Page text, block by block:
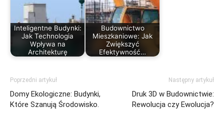
Inteligentne Budynki:
Jak Technologia
Wpływa na
Architekturę
Budownictwo
Mieszkaniowe: Jak
Zwiększyć
Efektywność…
Poprzedni artykuł
Domy Ekologiczne: Budynki,
Które Szanują Środowisko.
Następny artykuł
Druk 3D w Budownictwie:
Rewolucja czy Ewolucja?